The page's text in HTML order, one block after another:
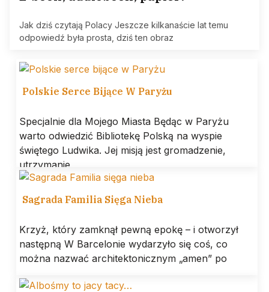
Jak dziś czytają Polacy Jeszcze kilkanaście lat temu
odpowiedź była prosta, dziś ten obraz
Polskie Serce Bijące W Paryżu
Specjalnie dla Mojego Miasta Będąc w Paryżu
warto odwiedzić Bibliotekę Polską na wyspie
świętego Ludwika. Jej misją jest gromadzenie,
utrzymanie
Sagrada Familia Sięga Nieba
Krzyż, który zamknął pewną epokę – i otworzył
następną W Barcelonie wydarzyło się coś, co
można nazwać architektonicznym „amen” po